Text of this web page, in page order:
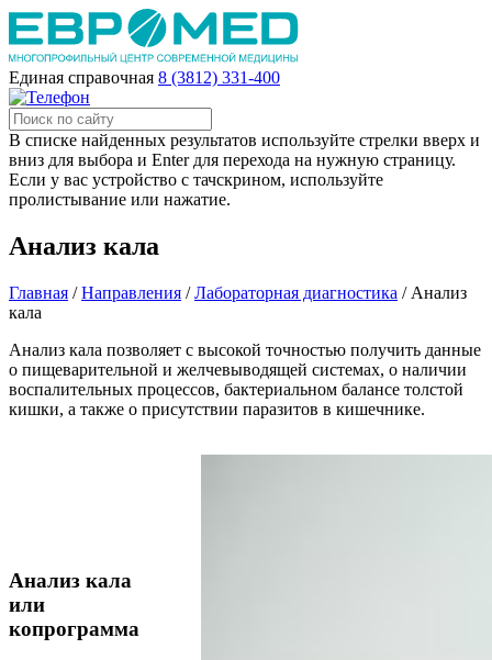
Единая справочная 8 (3812) 331-400
В списке найденных результатов используйте стрелки вверх и
вниз для выбора и Enter для перехода на нужную страницу.
Если у вас устройство с тачскрином, используйте
пролистывание или нажатие.
Анализ кала
Главная /Направления /Лабораторная диагностика / Анализ
кала
Анализ кала позволяет с высокой точностью получить данные
о пищеварительной и желчевыводящей системах, о наличии
воспалительных процессов, бактериальном балансе толстой
кишки, а также о присутствии паразитов в кишечнике.
Анализ кала
или
копрограмма